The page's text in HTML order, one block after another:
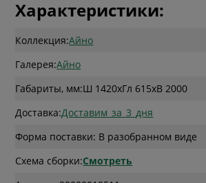
Характеристики:
Коллекция:Айно
Галерея:Айно
Габариты, мм:Ш 1420xГл 615xВ 2000
Доставка:Доставим_за_3_дня
Форма поставки: В разобранном виде
Схема сборки:Смотреть